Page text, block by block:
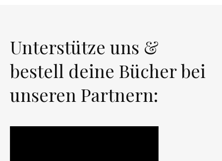
Unterstütze uns &
bestell deine Bücher bei
unseren Partnern: